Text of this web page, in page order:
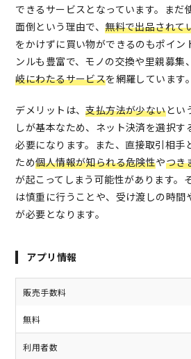
できるサービスとなっています。まだ
面倒という理由で、無料で出品されて
をかけずに買い物ができるのもポイン
ンルも豊富で、モノの交換や里親募集
岐にわたるサービスを網羅しています。
デメリットは、支払方法が少ないとい
しが基本なため、ネット決済を選択す
必要になります。また、直接取引相手
ため個人情報が知られる危険性やつき
が起こってしまう可能性があります。
は慎重に行うことや、受け渡しの時間
が必要となります。
アプリ情報
販売手数料
無料
利用者数